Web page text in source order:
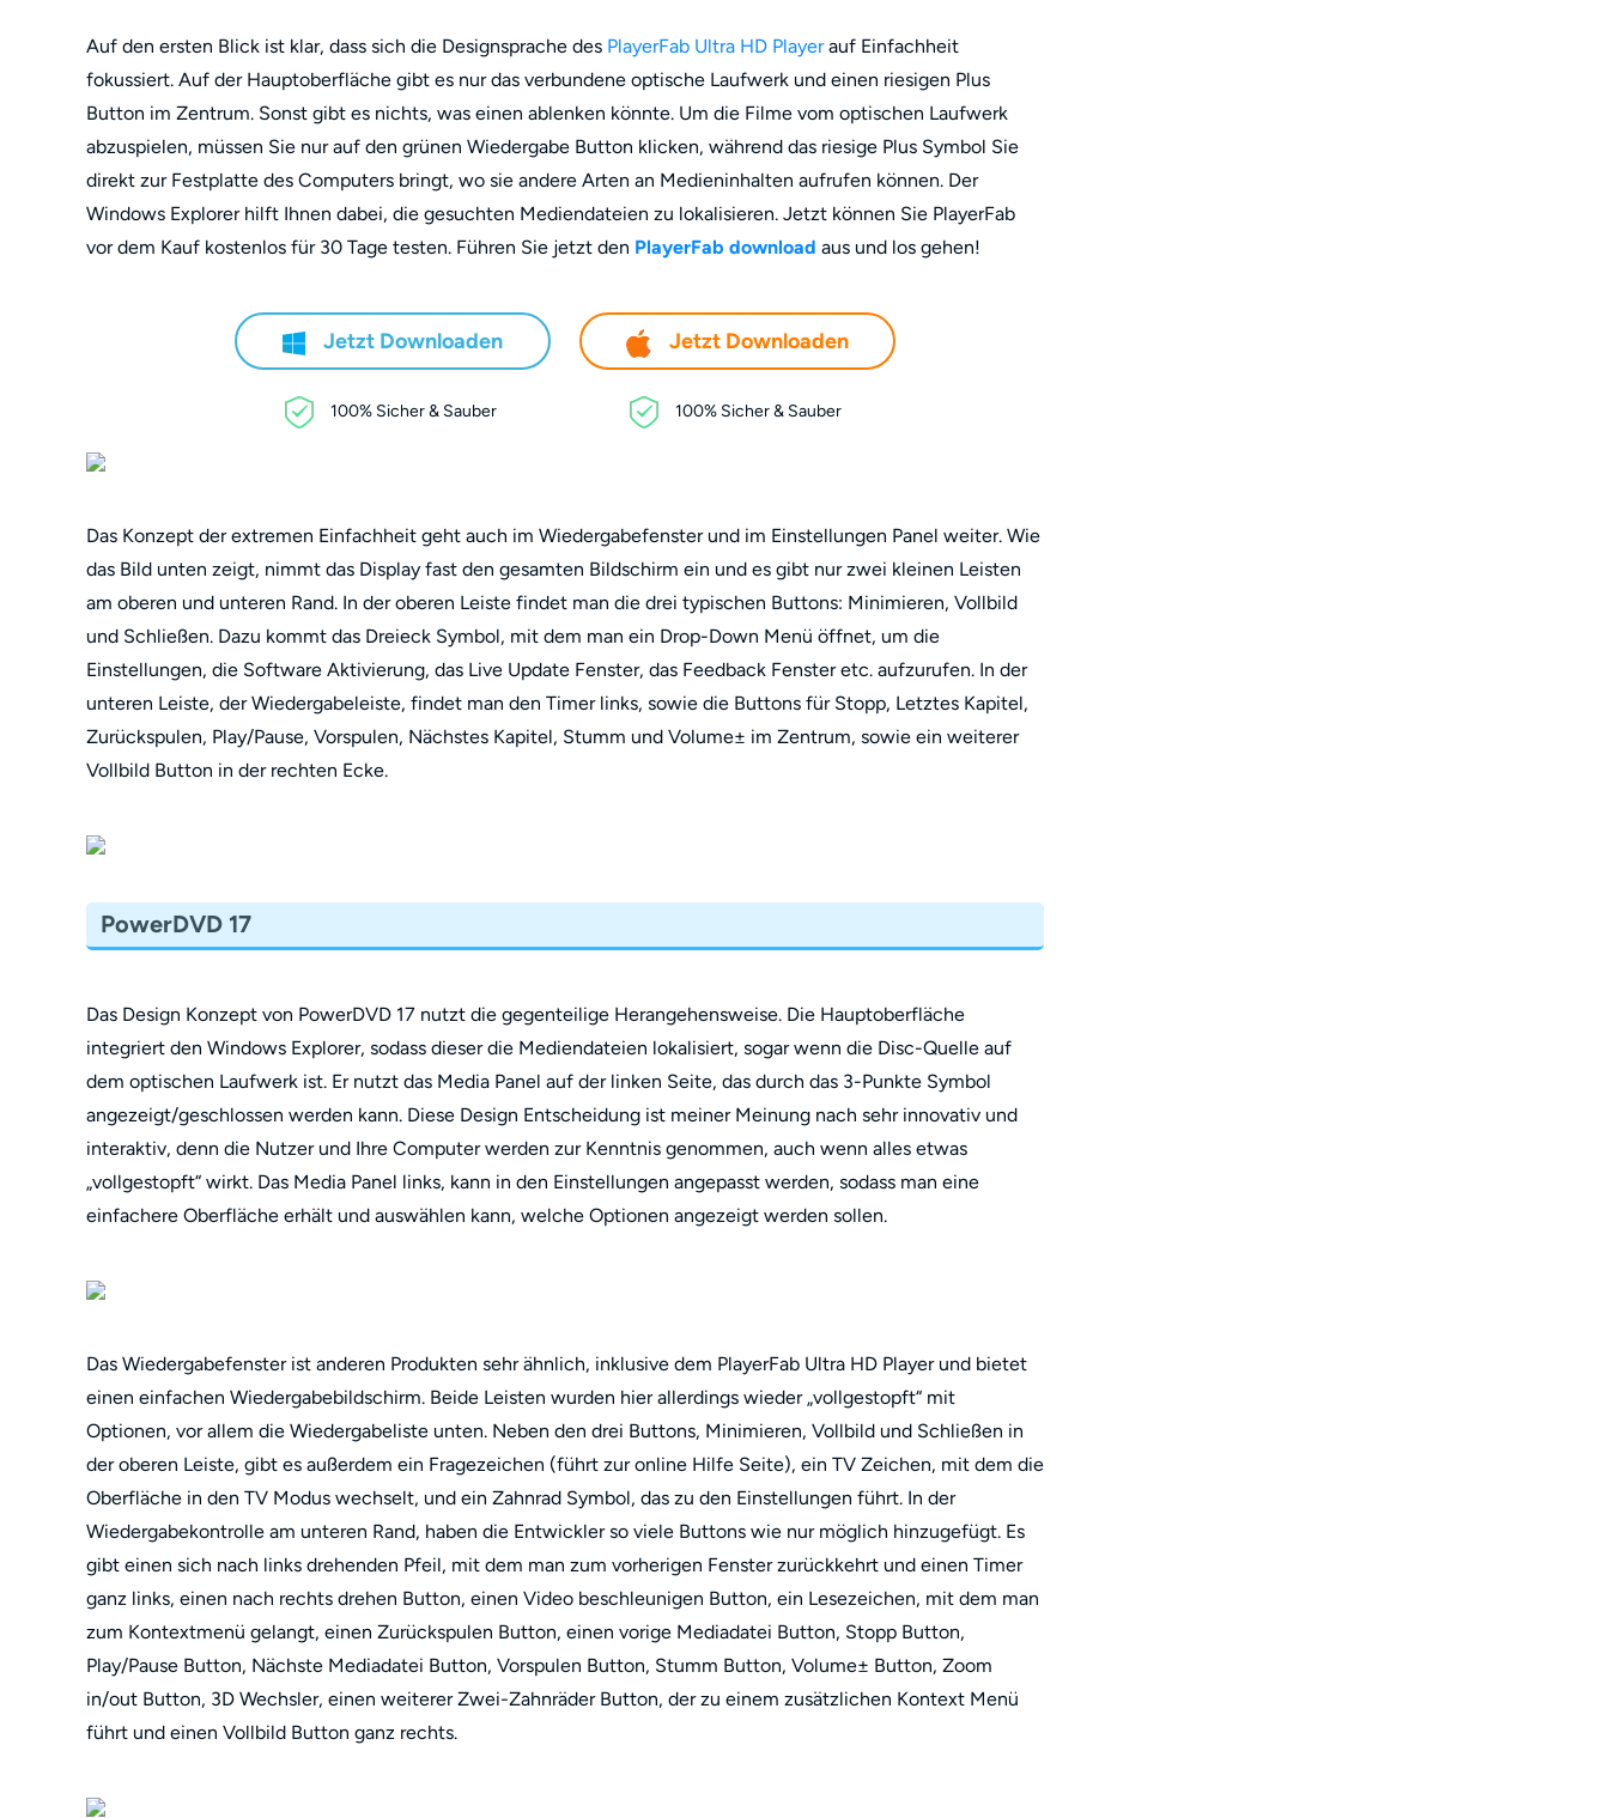
Auf den ersten Blick ist klar, dass sich die Designsprache des PlayerFab Ultra HD Playerauf Einfachheit
fokussiert. Auf der Hauptoberfläche gibt es nur das verbundene optische Laufwerk und einen riesigen Plus
Button im Zentrum. Sonst gibt es nichts, was einen ablenken könnte. Um die Filme vom optischen Laufwerk
abzuspielen, müssen Sie nur auf den grünen Wiedergabe Button klicken, während das riesige Plus Symbol Sie
direkt zur Festplatte des Computers bringt, wo sie andere Arten an Medieninhalten aufrufen können. Der
Windows Explorer hilft Ihnen dabei, die gesuchten Mediendateien zu lokalisieren. Jetzt können Sie PlayerFab
vor dem Kauf kostenlos für 30 Tage testen. Führen Sie jetzt den PlayerFab download aus und los gehen!
Jetzt Downloaden
100% Sicher & Sauber
Jetzt Downloaden
100% Sicher & Sauber
Das Konzept der extremen Einfachheit geht auch im Wiedergabefenster und im Einstellungen Panel weiter. Wie
das Bild unten zeigt, nimmt das Display fast den gesamten Bildschirm ein und es gibt nur zwei kleinen Leisten
am oberen und unteren Rand. In der oberen Leiste findet man die drei typischen Buttons: Minimieren, Vollbild
und Schließen. Dazu kommt das Dreieck Symbol, mit dem man ein Drop-Down Menü öffnet, um die
Einstellungen, die Software Aktivierung, das Live Update Fenster, das Feedback Fenster etc. aufzurufen. In der
unteren Leiste, der Wiedergabeleiste, findet man den Timer links, sowie die Buttons für Stopp, Letztes Kapitel,
Zurückspulen, Play/Pause, Vorspulen, Nächstes Kapitel, Stumm und Volume± im Zentrum, sowie ein weiterer
Vollbild Button in der rechten Ecke.
PowerDVD 17
Das Design Konzept von PowerDVD 17 nutzt die gegenteilige Herangehensweise. Die Hauptoberfläche
integriert den Windows Explorer, sodass dieser die Mediendateien lokalisiert, sogar wenn die Disc-Quelle auf
dem optischen Laufwerk ist. Er nutzt das Media Panel auf der linken Seite, das durch das 3-Punkte Symbol
angezeigt/geschlossen werden kann. Diese Design Entscheidung ist meiner Meinung nach sehr innovativ und
interaktiv, denn die Nutzer und Ihre Computer werden zur Kenntnis genommen, auch wenn alles etwas
„vollgestopft“ wirkt. Das Media Panel links, kann in den Einstellungen angepasst werden, sodass man eine
einfachere Oberfläche erhält und auswählen kann, welche Optionen angezeigt werden sollen.
Das Wiedergabefenster ist anderen Produkten sehr ähnlich, inklusive dem PlayerFab Ultra HD Player und bietet
einen einfachen Wiedergabebildschirm. Beide Leisten wurden hier allerdings wieder „vollgestopft“ mit
Optionen, vor allem die Wiedergabeliste unten. Neben den drei Buttons, Minimieren, Vollbild und Schließen in
der oberen Leiste, gibt es außerdem ein Fragezeichen (führt zur online Hilfe Seite), ein TV Zeichen, mit dem die
Oberfläche in den TV Modus wechselt, und ein Zahnrad Symbol, das zu den Einstellungen führt. In der
Wiedergabekontrolle am unteren Rand, haben die Entwickler so viele Buttons wie nur möglich hinzugefügt. Es
gibt einen sich nach links drehenden Pfeil, mit dem man zum vorherigen Fenster zurückkehrt und einen Timer
ganz links, einen nach rechts drehen Button, einen Video beschleunigen Button, ein Lesezeichen, mit dem man
zum Kontextmenü gelangt, einen Zurückspulen Button, einen vorige Mediadatei Button, Stopp Button,
Play/Pause Button, Nächste Mediadatei Button, Vorspulen Button, Stumm Button, Volume± Button, Zoom
in/out Button, 3D Wechsler, einen weiterer Zwei-Zahnräder Button, der zu einem zusätzlichen Kontext Menü
führt und einen Vollbild Button ganz rechts.